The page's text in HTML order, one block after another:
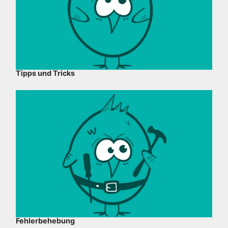
Tipps und Tricks
Fehlerbehebung